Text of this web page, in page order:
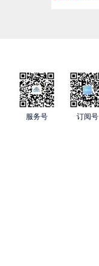
服务号 订阅号